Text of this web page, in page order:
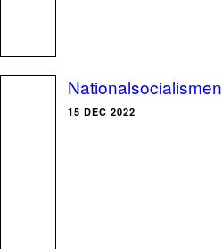
Nationalsocialismen
15 DEC 2022